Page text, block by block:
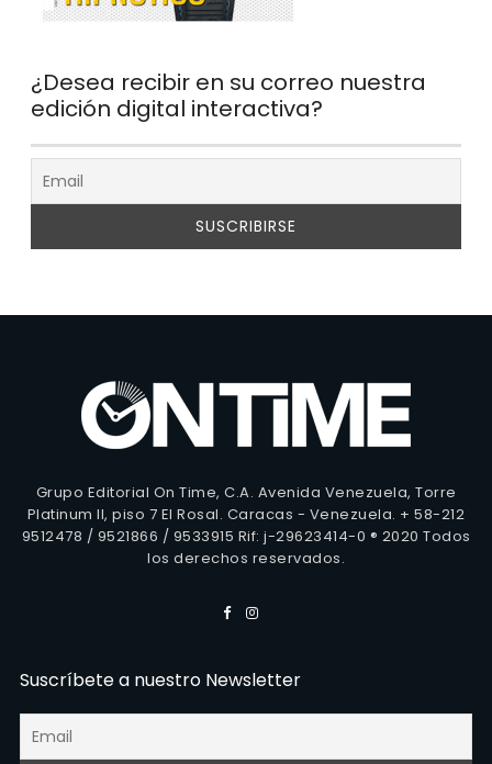
¿Desea recibir en su correo nuestra
edición digital interactiva?
Grupo Editorial On Time, C.A. Avenida Venezuela, Torre
Platinum II, piso 7 El Rosal. Caracas - Venezuela. + 58-212
9512478 / 9521866 / 9533915 Rif: j-29623414-0 ® 2020 Todos
los derechos reservados.
Suscríbete a nuestro Newsletter